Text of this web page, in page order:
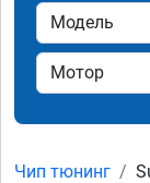
Чип тюнинг